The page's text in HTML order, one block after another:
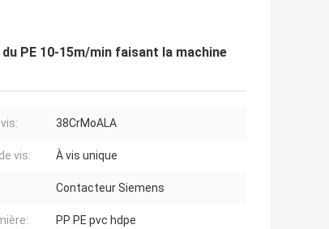
PE 10-15m/min faisant la machine
38CrMoALA
vis: À vis unique
Contacteur Siemens
PP PE pvc hdpe